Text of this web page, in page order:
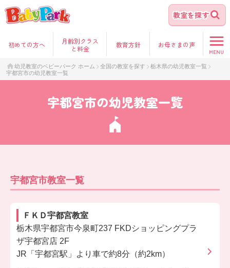
教室を探す
初めての方へ
月齢別クラス
と料金
教育方針 お母さまの声
MENU
幼児教室のベビーパーク ホーム 全国の教室を探す
栃木県の幼児教室一覧
宇都宮市の幼児教室一覧
宇都宮市の幼児教室一覧
宇都宮市教室一覧
ＦＫＤ宇都宮教室
栃木県宇都宮市今泉町237 FKDショッピングプラ
ザ宇都宮店 2F
JR「宇都宮駅」より車で約8分（約2km）